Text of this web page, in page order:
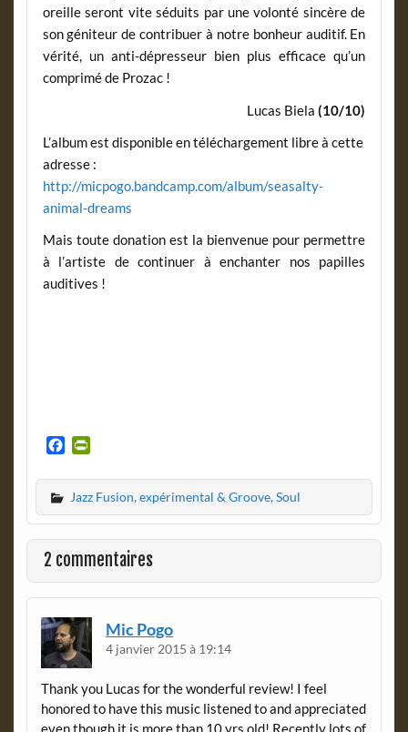
oreille seront vite séduits par une volonté sincère de
son géniteur de contribuer à notre bonheur auditif. En
vérité, un anti-dépresseur bien plus efficace qu’un
comprimé de Prozac !
Lucas Biela(10/10)
L’album est disponible en téléchargement libre à cette
adresse :
http://micpogo.bandcamp.com/album/seasalty-
animal-dreams
Mais toute donation est la bienvenue pour permettre
à l’artiste de continuer à enchanter nos papilles
auditives !
c
e
b
o
o
k
i
n
t
F
r
i
d
y
Jazz Fusion, expérimental & Groove, Soul
2 commentaires
Mic Pogo
4 janvier 2015 à 19:14
Thank you Lucas for the wonderful review! I feel
honored to have this music listened to and appreciated
even though it is more than 10 yrs old! Recently lots of